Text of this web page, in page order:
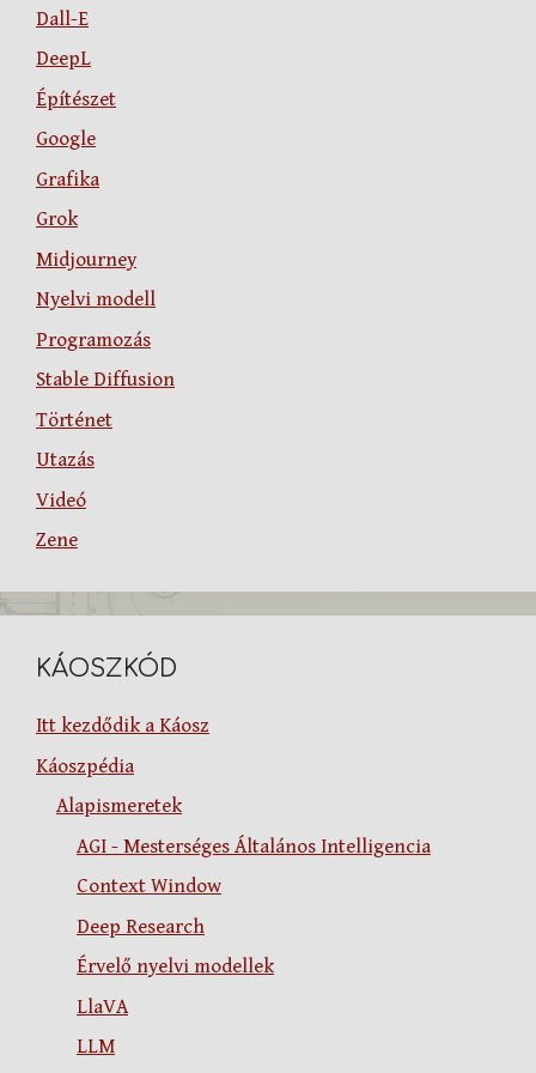
Dall-E
DeepL
Építészet
Google
Grafika
Grok
Midjourney
Nyelvi modell
Programozás
Stable Diffusion
Történet
Utazás
Videó
Zene
KÁOSZKÓD
Itt kezdődik a Káosz
Káoszpédia
Alapismeretek
AGI - Mesterséges Általános Intelligencia
Context Window
Deep Research
Érvelő nyelvi modellek
LlaVA
LLM